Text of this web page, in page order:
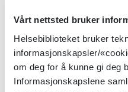
Vårt nettsted bruker
Helsebiblioteket bruker
informasjonskapsler/
om deg for å kunne gi deg
Informasjonskapslene
3Treff